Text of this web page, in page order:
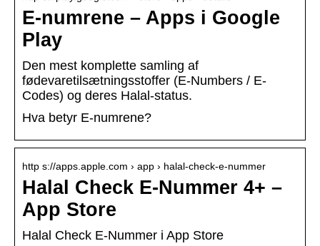
E-numrene – Apps i Google
Play
Den mest komplette samling af
fødevaretilsætningsstoffer (E-Numbers / E-
Codes) og deres Halal-status.
Hva betyr E-numrene?
http s://apps.apple.com › app › halal-check-e-nummer
Halal Check E-Nummer 4+ –
App Store
‎Halal Check E-Nummer i App Store